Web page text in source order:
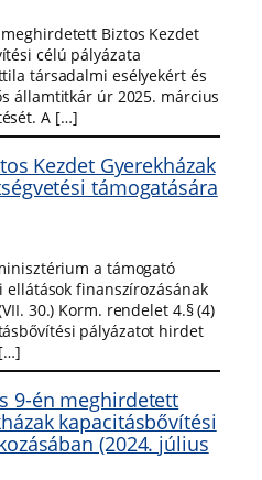
Biztos Kezdet
célú pályázata
társadalmi esélyekért és
államtitkár úr 2025. március
A […]
Kezdet Gyerekházak
támogatására
a támogató
ellátások finanszírozásának
30.) Korm. rendelet 4.§ (4)
pályázatot hirdet
9-én meghirdetett
kapacitásbővítési
(2024. július